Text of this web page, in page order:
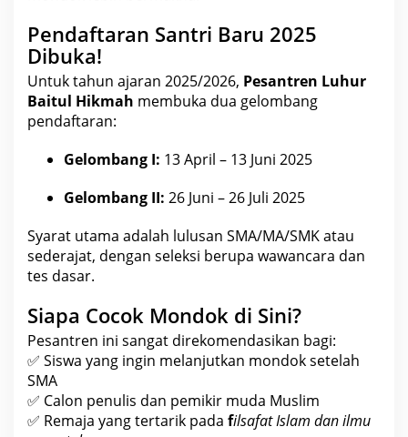
Pendaftaran Santri Baru 2025
Dibuka!
Untuk tahun ajaran 2025/2026, Pesantren Luhur
Baitul Hikmah membuka dua gelombang
pendaftaran:
Gelombang I: 13 April – 13 Juni 2025
Gelombang II: 26 Juni – 26 Juli 2025
Syarat utama adalah lulusan SMA/MA/SMK atau
sederajat, dengan seleksi berupa wawancara dan
tes dasar.
Siapa Cocok Mondok di Sini?
Pesantren ini sangat direkomendasikan bagi:
✅ Siswa yang ingin melanjutkan mondok setelah
SMA
✅ Calon penulis dan pemikir muda Muslim
✅ Remaja yang tertarik pada filsafat Islam dan ilmu